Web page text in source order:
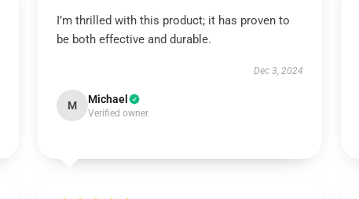
I’m thrilled with this product; it has proven to
be both effective and durable.
Dec 3, 2024
M Michael
Verified owner